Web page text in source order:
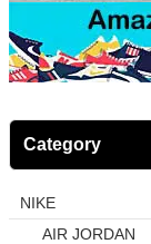
Category
NIKE
AIR JORDAN